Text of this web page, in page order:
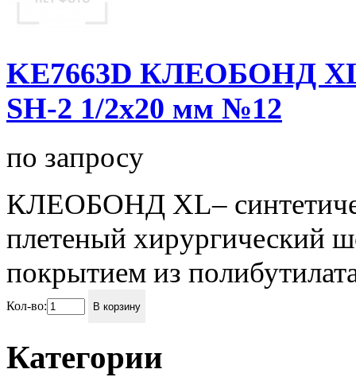
KE7663D КЛЕОБОНД XL,
SH-2 1/2x20 мм №12
по запросу
КЛЕОБОНД XL–
плетеный хирургический
покрытием из
Кол-во: В корзину
Категории